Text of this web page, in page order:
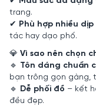
trang.
✔ Phù hợp nhiều dịp
tác hay dạo phố.
💎 Vì sao nên chọn
🔹 Tôn dáng chuẩn
bạn trông gọn gàng,
🔹 Dễ phối đồ – kết
đều đẹp.